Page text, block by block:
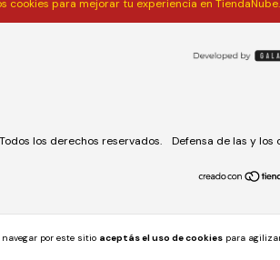
por este sitio aceptás el uso de cookies para
cookies para mejorar tu experiencia en
los derechos reservados. Defensa de las y los